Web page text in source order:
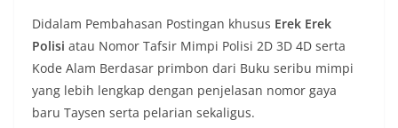
Didalam Pembahasan Postingan khusus Erek Erek
Polisi atau Nomor Tafsir Mimpi Polisi 2D 3D 4D serta
Kode Alam Berdasar primbon dari Buku seribu mimpi
yang lebih lengkap dengan penjelasan nomor gaya
baru Taysen serta pelarian sekaligus.